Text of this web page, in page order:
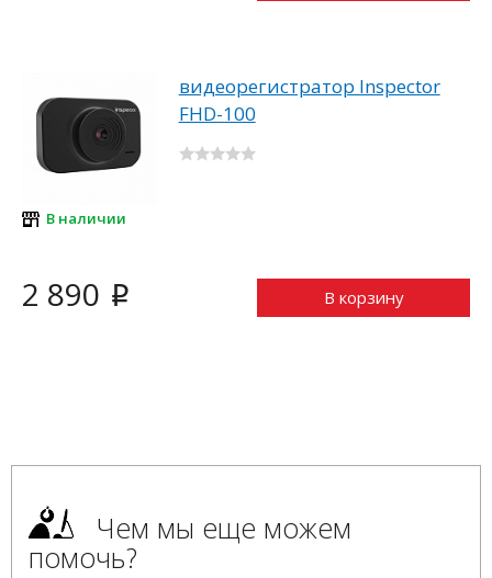
В наличии
видеорегистратор Inspector
FHD-100
2 890 i В корзину
Чем мы еще можем
помочь?